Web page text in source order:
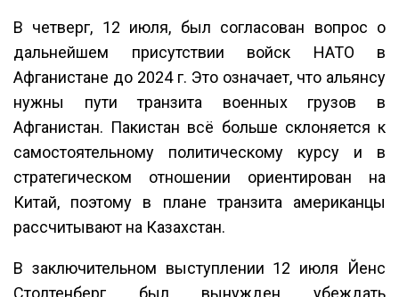
В четверг, 12 июля, был согласован вопрос о
дальнейшем присутствии войск НАТО в
Афганистане до 2024 г. Это означает, что альянсу
нужны пути транзита военных грузов в
Афганистан. Пакистан всё больше склоняется к
самостоятельному политическому курсу и в
стратегическом отношении ориентирован на
Китай, поэтому в плане транзита американцы
рассчитывают на Казахстан.
В заключительном выступлении 12 июля Йенс
Столтенберг был вынужден убеждать